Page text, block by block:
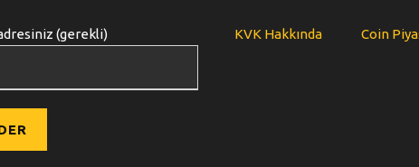
(gerekli) KVK Hakkında Coin